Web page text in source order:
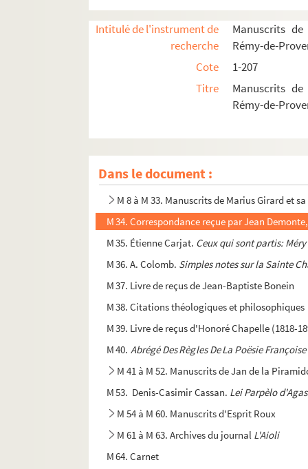
Intitulé de l'instrument de
recherche
Manuscrits
Rémy-de-
Cote
1-207
Titre
Manuscrits
Rémy-de-
Dans le document :
M 1. Répertoire N° 1 - A ouvrages généraux,
Écrits de Pierre-Toussaint Durand-Maillane
M 5. Denis Pellissier. Correspondance aux
M 6. Ossip Zadkine. Correspondance avec
M 7. Gallay. Soie, soieries
M 8 à M 33. Manuscrits de Marius Girard et
M 34. Correspondance reçue par Jean
M 35. Étienne Carjat. Ceux qui sont partis: Méry
M 36. A. Colomb. Simples notes sur la Sainte
M 37. Livre de reçus de Jean-Baptiste Bonein
M 38. Citations théologiques et philosophiques
M 39. Livre de reçus d'Honoré Chapelle (1818-
M 40. Abrégé Des Règles De La Poësie Françoise
M 41 à M 52. Manuscrits de Jan de la
M 53. Denis-Casimir Cassan. Lei Parpèlo
M 54 à M 60. Manuscrits d'Esprit Roux
M 61 à M 63. Archives du journal L'Aioli
M 64. Carnet